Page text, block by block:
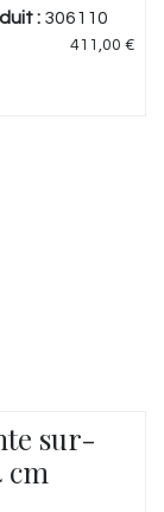
: 306110
411,00 €
sur-
cm